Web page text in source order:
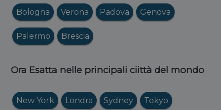
Bologna Verona Padova Genova
Palermo Brescia
Ora Esatta nelle principali ciittà del mondo
New York Londra Sydney Tokyo